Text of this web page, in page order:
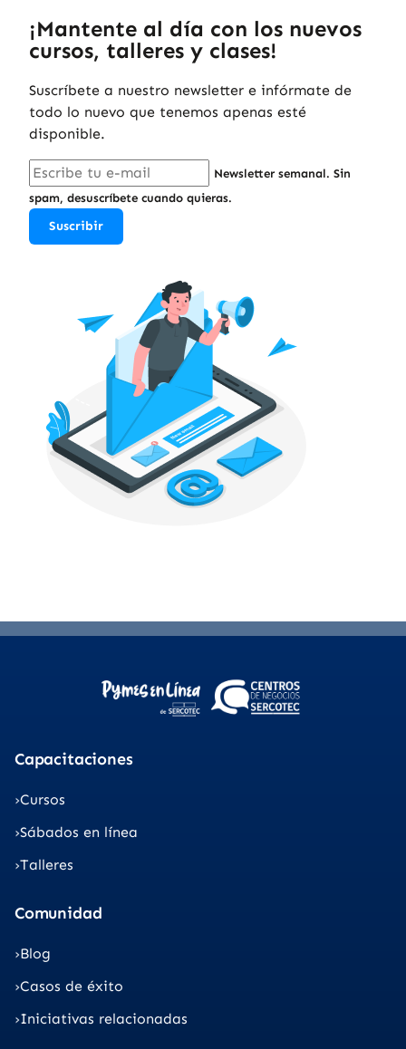
¡Mantente al día con los nuevos
cursos, talleres y clases!
Suscríbete a nuestro newsletter e infórmate de
todo lo nuevo que tenemos apenas esté
disponible.
Newsletter semanal. Sin
spam, desuscríbete cuando quieras.
Suscribir
Capacitaciones
Cursos
Sábados en línea
Talleres
Comunidad
Blog
Casos de éxito
Iniciativas relacionadas